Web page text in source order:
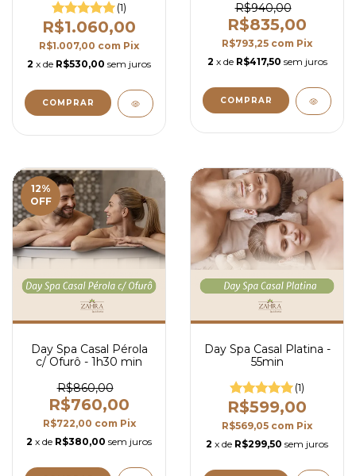
(1)
R$1.060,00
R$1.007,00 com Pix
2 x de R$530,00 sem juros
R$940,00
R$835,00
R$793,25 com Pix
2 x de R$417,50 sem juros
12%
OFF
Day Spa Casal Pérola
c/ Ofurô - 1h30 min
R$860,00
R$760,00
R$722,00 com Pix
2 x de R$380,00 sem juros
Day Spa Casal Platina -
55min
(1)
R$599,00
R$569,05 com Pix
2 x de R$299,50 sem juros